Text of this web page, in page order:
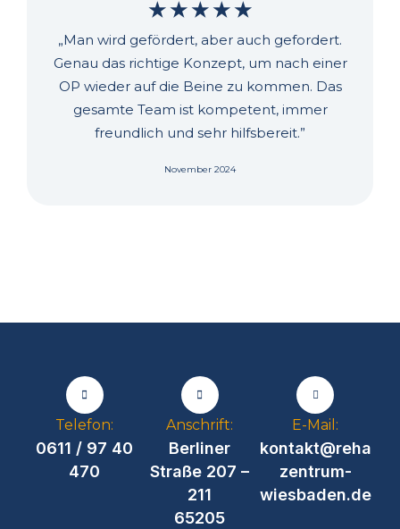
☆ ☆ ☆ ☆ ☆
„Man wird gefördert, aber auch gefordert.
Genau das richtige Konzept, um nach einer
OP wieder auf die Beine zu kommen. Das
gesamte Team ist kompetent, immer
freundlich und sehr hilfsbereit.”
November 2024
Telefon:
0611 / 97 40
470
Anschrift:
Berliner
Straße 207 –
211
65205
E-Mail:
kontakt@reha
zentrum-
wiesbaden.de